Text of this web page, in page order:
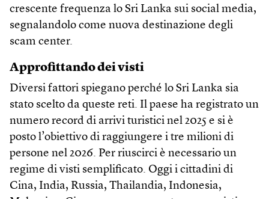
crescente frequenza lo Sri Lanka sui social media,
segnalandolo come nuova destinazione degli
scam center.
Approfittando dei visti
Diversi fattori spiegano perché lo Sri Lanka sia
stato scelto da queste reti. Il paese ha registrato un
numero record di arrivi turistici nel 2025 e si è
posto l’obiettivo di raggiungere i tre milioni di
persone nel 2026. Per riuscirci è necessario un
regime di visti semplificato. Oggi i cittadini di
Cina, India, Russia, Thailandia, Indonesia,